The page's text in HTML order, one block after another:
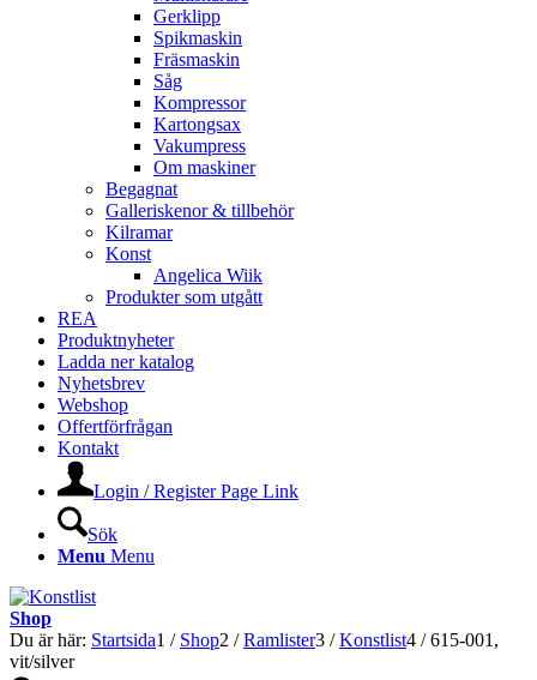
Gerklipp
Spikmaskin
Fräsmaskin
Såg
Kompressor
Kartongsax
Vakumpress
Om maskiner
Begagnat
Galleriskenor & tillbehör
Kilramar
Konst
Angelica Wiik
Produkter som utgått
REA
Produktnyheter
Ladda ner katalog
Nyhetsbrev
Webshop
Offertförfrågan
Kontakt
Login / Register Page Link
Sök
Menu Menu
Shop
Du är här: Startsida1 / Shop2 / Ramlister3 / Konstlist4 / 615-001,
vit/silver